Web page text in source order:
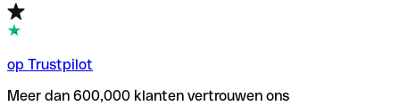
op Trustpilot
Meer dan 600,000 klanten vertrouwen ons